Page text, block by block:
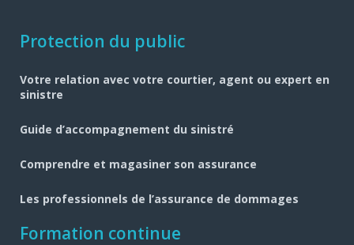
Navigation
pied
de
page
Protection du public
Votre relation avec votre courtier, agent ou expert en
sinistre
Guide d’accompagnement du sinistré
Comprendre et magasiner son assurance
Les professionnels de l’assurance de dommages
Formation continue